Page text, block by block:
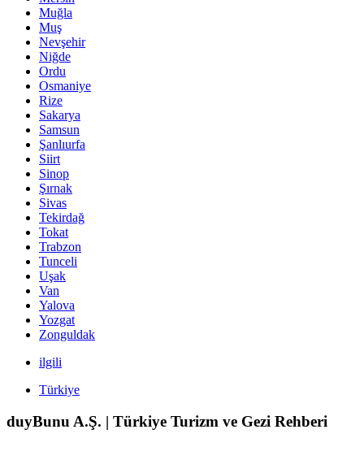
Muğla
Muş
Nevşehir
Niğde
Ordu
Osmaniye
Rize
Sakarya
Samsun
Şanlıurfa
Siirt
Sinop
Şırnak
Sivas
Tekirdağ
Tokat
Trabzon
Tunceli
Uşak
Van
Yalova
Yozgat
Zonguldak
ilgili
Türkiye
duyBunu A.Ş. | Türkiye Turizm ve Gezi Rehberi